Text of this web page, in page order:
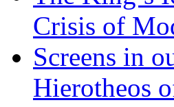
Crisis of
Screens in
Hierotheos